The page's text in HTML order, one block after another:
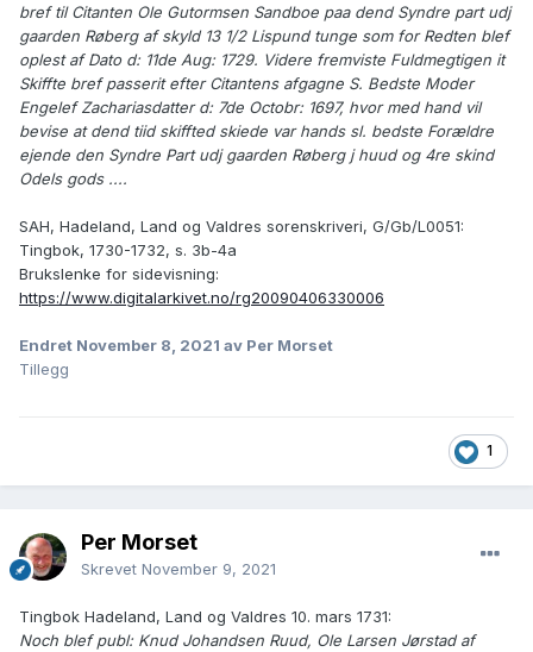
bref til Citanten Ole Gutormsen Sandboe paa dend Syndre part udj
gaarden Røberg af skyld 13 1/2 Lispund tunge som for Redten blef
oplest af Dato d: 11de Aug: 1729. Videre fremviste Fuldmegtigen it
Skiffte bref passerit efter Citantens afgagne S. Bedste Moder
Engelef Zachariasdatter d: 7de Octobr: 1697, hvor med hand vil
bevise at dend tiid skiffted skiede var hands sl. bedste Forældre
ejende den Syndre Part udj gaarden Røberg j huud og 4re skind
Odels gods ....
SAH, Hadeland, Land og Valdres sorenskriveri, G/Gb/L0051:
Tingbok, 1730-1732, s. 3b-4a
Brukslenke for sidevisning:
https://www.digitalarkivet.no/rg20090406330006
Endret November 8, 2021 av Per Morset
Tillegg
1
Per Morset
Skrevet November 9, 2021
Tingbok Hadeland, Land og Valdres 10. mars 1731:
Noch blef publ: Knud Johandsen Ruud, Ole Larsen Jørstad af